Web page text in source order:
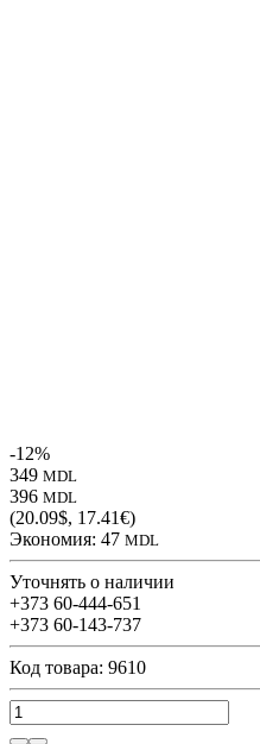
-12%
349 MDL
396 MDL
(20.09$, 17.41€)
Экономия: 47 MDL
Уточнять о наличии
+373 60-444-651
+373 60-143-737
Код товара: 9610